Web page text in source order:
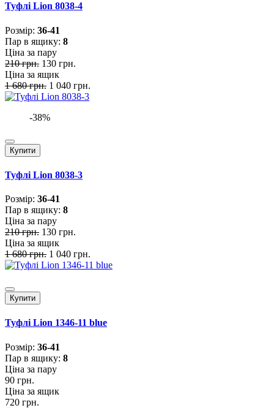
Туфлі Lion 8038-4
Розмiр: 36-41
Пар в ящику: 8
Ціна за пару
210 грн. 130 грн.
Ціна за ящик
1 680 грн. 1 040 грн.
-38%
Купити
Туфлі Lion 8038-3
Розмiр: 36-41
Пар в ящику: 8
Ціна за пару
210 грн. 130 грн.
Ціна за ящик
1 680 грн. 1 040 грн.
Купити
Туфлі Lion 1346-11 blue
Розмiр: 36-41
Пар в ящику: 8
Ціна за пару
90 грн.
Ціна за ящик
720 грн.